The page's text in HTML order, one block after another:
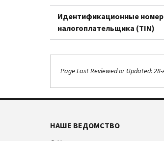
Идентификационные
налогоплательщика (TIN)
Page Last Reviewed or Updated:
НАШЕ ВЕДОМСТВО